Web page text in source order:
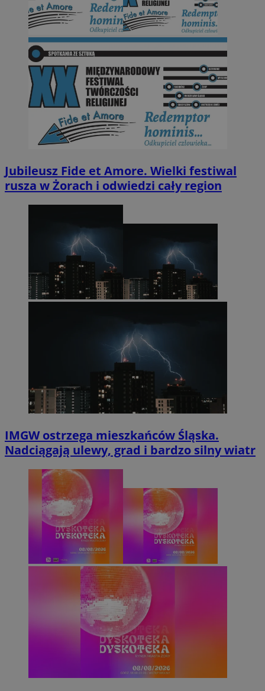
Jubileusz Fide et Amore. Wielki festiwal
rusza w Żorach i odwiedzi cały region
IMGW ostrzega mieszkańców Śląska.
Nadciągają ulewy, grad i bardzo silny wiatr